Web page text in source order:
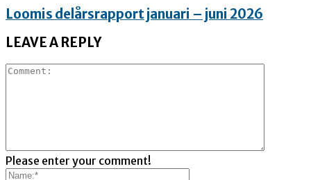
Loomis delårsrapport januari – juni 2026
LEAVE A REPLY
Please enter your comment!